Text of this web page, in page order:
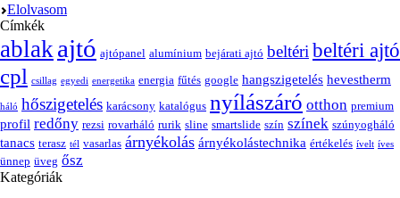
Elolvasom
Címkék
ablak ajtó ajtópanel alumínium bejárati ajtó beltéri beltéri ajtó
cpl csillag egyedi energetika energia fűtés google hangszigetelés hevestherm
háló hőszigetelés karácsony katalógus nyílászáró otthon premium
profil redőny rezsi rovarháló rurik sline smartslide szín színek szúnyogháló
tanacs terasz tél vasarlas árnyékolás árnyékolástechnika értékelés ívelt íves
ünnep üveg ősz
Kategóriák